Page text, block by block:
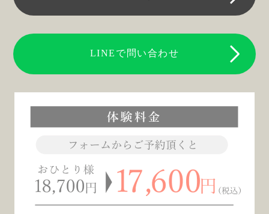
LINEで問い合わせ